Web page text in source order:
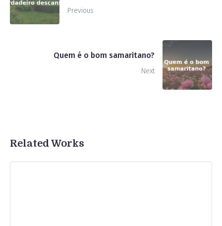
Previous
Quem é o bom samaritano?
Next
Related Works